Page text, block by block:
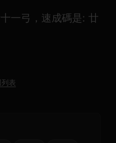
一弓，速成碼是: 廿
表